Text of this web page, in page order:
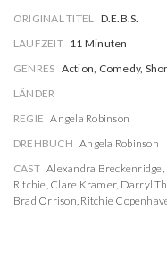
ORIGINAL TITEL D.E.B.S.
LAUFZEIT 11 Minuten
GENRES Action, Comedy,
LÄNDER
REGIE Angela Robinson
DREHBUCH Angela Robinson
CAST Alexandra Breckenridge,
Ritchie, Clare Kramer, Darryl
Brad Orrison, Ritchie